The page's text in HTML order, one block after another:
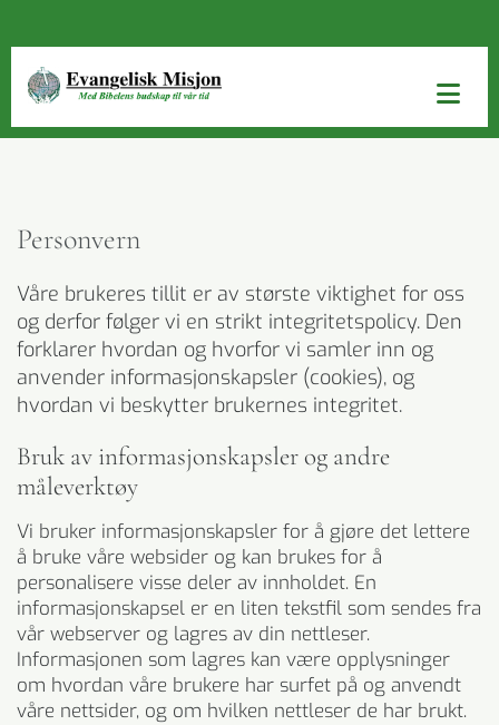
Personvern
Våre brukeres tillit er av største viktighet for oss
og derfor følger vi en strikt integritetspolicy. Den
forklarer hvordan og hvorfor vi samler inn og
anvender informasjonskapsler (cookies), og
hvordan vi beskytter brukernes integritet.
Bruk av informasjonskapsler og andre
måleverktøy
Vi bruker informasjonskapsler for å gjøre det lettere
å bruke våre websider og kan brukes for å
personalisere visse deler av innholdet. En
informasjonskapsel er en liten tekstfil som sendes fra
vår webserver og lagres av din nettleser.
Informasjonen som lagres kan være opplysninger
om hvordan våre brukere har surfet på og anvendt
våre nettsider, og om hvilken nettleser de har brukt.